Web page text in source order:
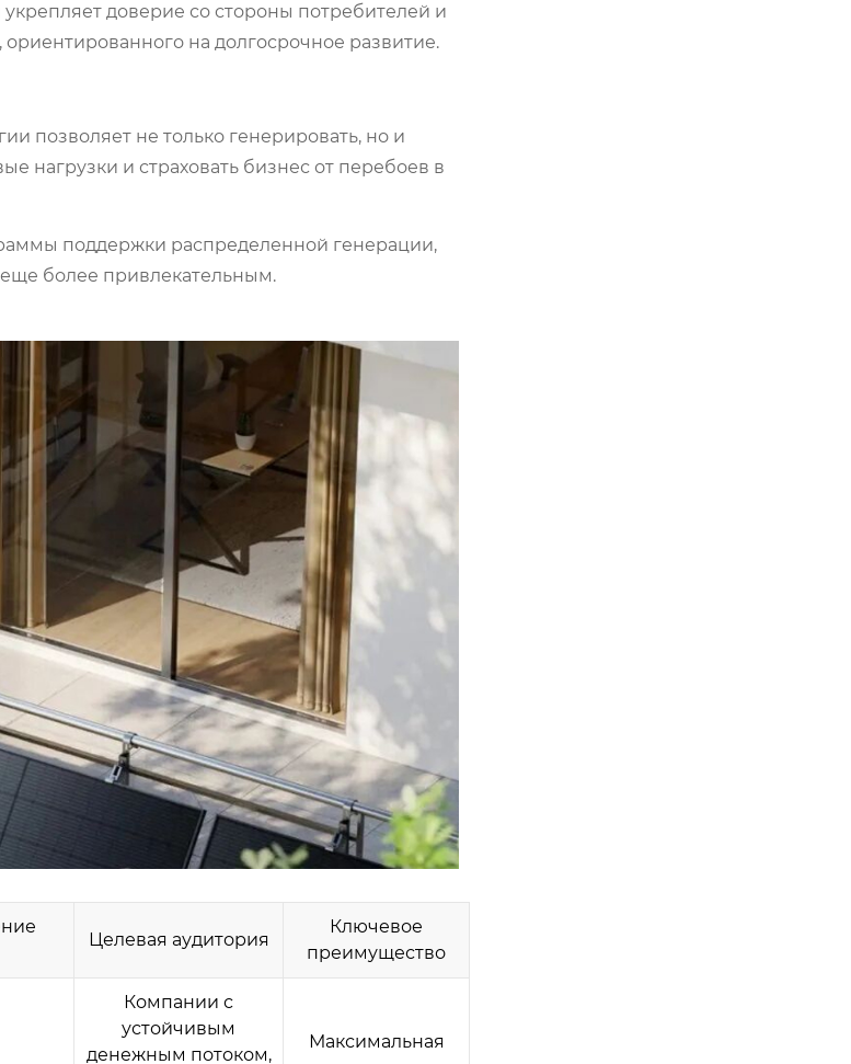
доверие со стороны потребителей и
на долгосрочное развитие.
позволяет не только генерировать, но и
нагрузки и страховать бизнес от перебоев в
поддержки распределенной генерации,
еще более привлекательным.
Целевая аудитория
Ключевое
преимущество
Компании с
устойчивым
денежным потоком,
Максимальная